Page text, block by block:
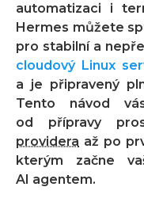
automatizaci i
Hermes můžete
pro stabilní a
cloudový Linux
a je připravený
Tento návod
od přípravy
providera až po
kterým začne
AI agentem.